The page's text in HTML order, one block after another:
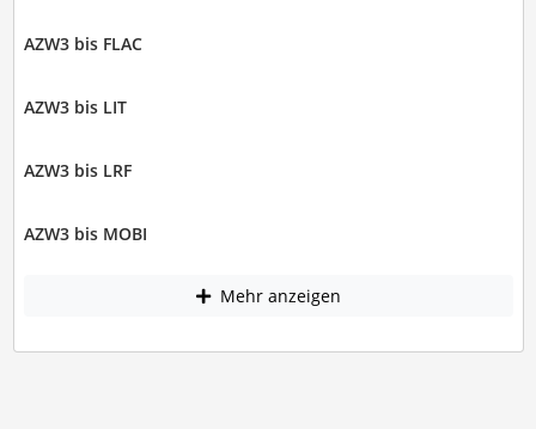
AZW3 bis FLAC
AZW3 bis LIT
AZW3 bis LRF
AZW3 bis MOBI
Mehr anzeigen